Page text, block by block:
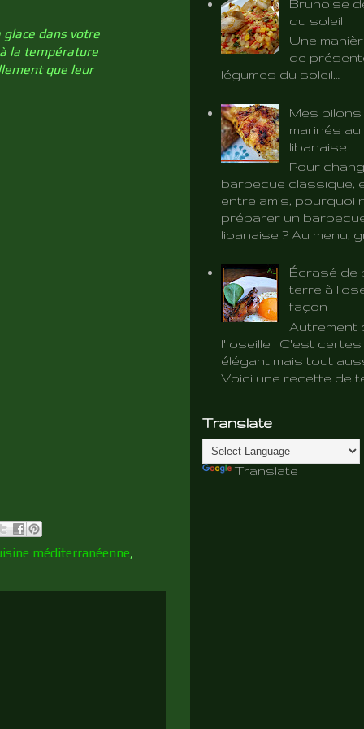
dans votre
la température
que leur
méditerranéenne,
Brunoise
du soleil
Une
de
légumes du soleil…
Mes
marinés
libanaise
Pour
barbecue classique,
entre amis, pourquoi
préparer un
libanaise ? Au menu,
Écrasé de
terre à
façon
Autrement
l' oseille ! C'est certes
élégant mais tout
Voici une recette de
Translate
Translate